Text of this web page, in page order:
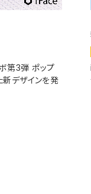
ボ第3弾 ポップ
新デザインを発